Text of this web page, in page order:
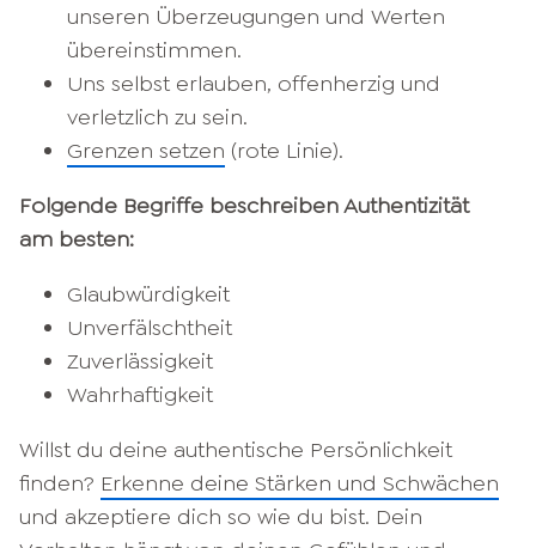
unseren Überzeugungen und Werten
übereinstimmen.
Uns selbst erlauben, offenherzig und
verletzlich zu sein.
Grenzen setzen (rote Linie).
Folgende Begriffe beschreiben Authentizität
am besten:
Glaubwürdigkeit
Unverfälschtheit
Zuverlässigkeit
Wahrhaftigkeit
Willst du deine authentische Persönlichkeit
finden? Erkenne deine Stärken und Schwächen
und akzeptiere dich so wie du bist. Dein